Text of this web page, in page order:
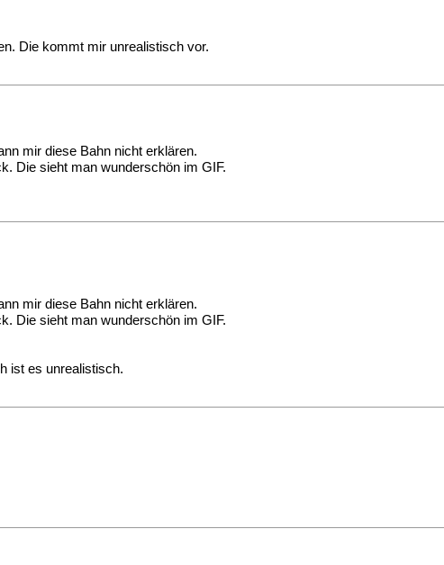
Die kommt mir unrealistisch vor.
mir diese Bahn nicht erklären.
Die sieht man wunderschön im GIF.
mir diese Bahn nicht erklären.
Die sieht man wunderschön im GIF.
ist es unrealistisch.